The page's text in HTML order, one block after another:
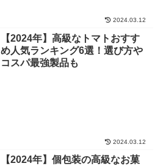
2024.03.12
【2024年】高級なトマトおすす
め人気ランキング6選！選び方や
コスパ最強製品も
2024.03.12
【2024年】個包装の高級なお菓